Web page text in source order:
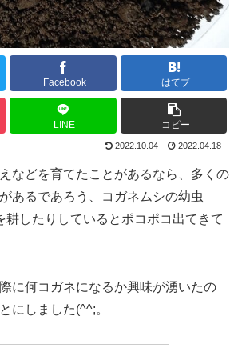
Facebook はてブ
LINE コピー
2022.10.04 2022.04.18
などを育てたことがあるなら、多くの
あるであろう、コガネムシの幼虫
耕したりしているとポコポコ出てきて
に何コガネになるか興味が湧いたの
にしました(^^;。